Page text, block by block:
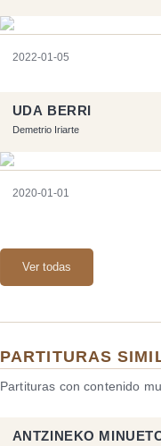
2022-01-05
UDA BERRI
Demetrio Iriarte
2020-01-01
Ver todas
PARTITURAS
Partituras con contenido
ANTZINEKO